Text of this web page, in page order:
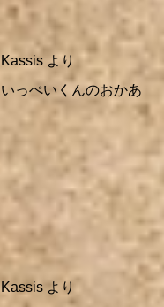
Kassis より
いっぺいくんのおかあ
Kassis より